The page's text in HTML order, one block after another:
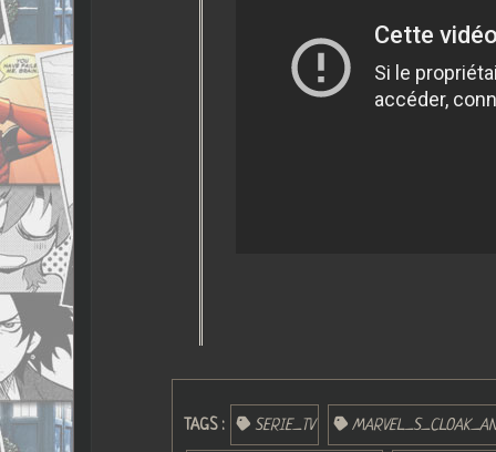
TAGS : SERIE_TV